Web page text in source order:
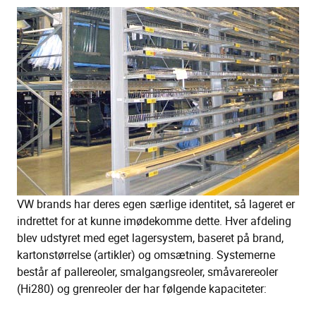
VW brands har deres egen særlige identitet, så lageret er
indrettet for at kunne imødekomme dette. Hver afdeling
blev udstyret med eget lagersystem, baseret på brand,
kartonstørrelse (artikler) og omsætning. Systemerne
består af pallereoler, smalgangsreoler, småvarereoler
(Hi280) og grenreoler der har følgende kapaciteter: